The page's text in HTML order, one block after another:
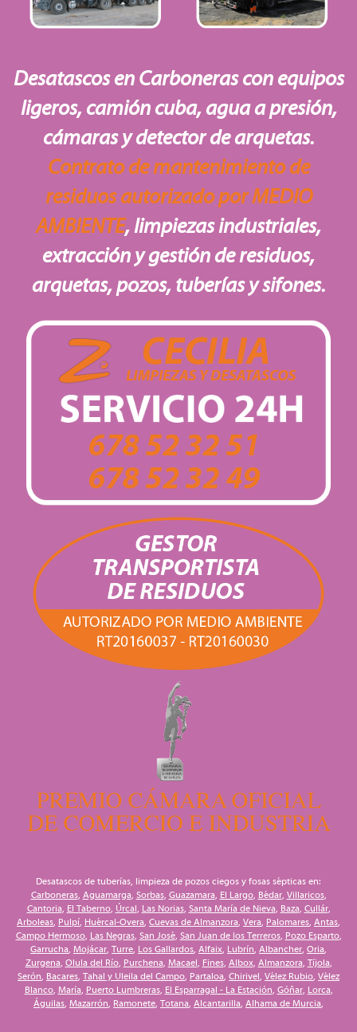
Desatascos en Carboneras con equipos
ligeros, camión cuba, agua a presión,
cámaras y detector de arquetas.
Contrato de mantenimiento de
residuos autorizado por MEDIO
AMBIENTE, limpiezas industriales,
extracción y gestión de residuos,
arquetas, pozos, tuberías y sifones.
Desatascos de tuberías, limpieza de pozos ciegos y fosas sépticas en:
Carboneras, Aguamarga Sorbas, Guazamara El Largo, Bédar, Villaricos,
Cantoria El Taberno, Úrcal Las Norias, Santa María de Nieva Baza Cullár,
Arboleas Pulpí Huércal-Overa Cuevas de Almanzora Vera Palomares Antas
Campo Hermoso, Las Negras, San José, San Juan de los Terreros, Pozo Esparto,
Garrucha Mojácar Turre Los Gallardos Alfaix Lubrín Albancher Oria
Zurgena Olula del Río, Purchena Macael Fines, Albox, Almanzora Tíjola
Serón Bacares Tahal y Uleila del Campo Partaloa Chirivel Vélez Rubio Vélez
Blanco, María Puerto Lumbreras, El Esparragal - La Estación Góñar, Lorca
Águilas Mazarrón Ramonete Totana Alcantarilla Alhama de Murcia